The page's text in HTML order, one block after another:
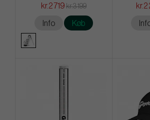
kr.2 719 kr.3 199
Info Køb
kr.2